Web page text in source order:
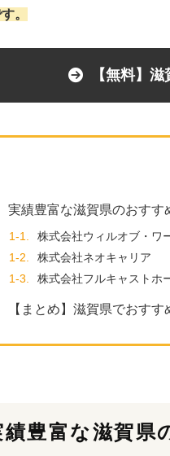
。
【無料】
実績豊富な滋賀県のおすす
1-1.
株式会社ウィルオブ・ワ
1-2.
株式会社ネオキャリア
1-3.
株式会社フルキャストホ
【まとめ】滋賀県でおす
績豊富な滋賀県